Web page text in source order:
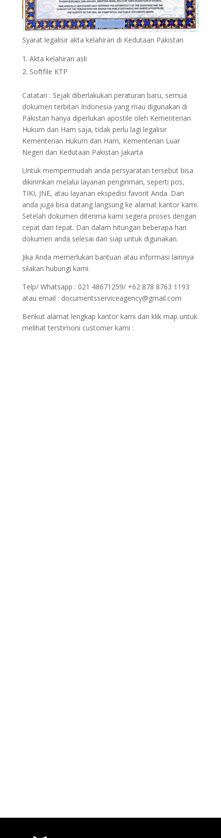
Syarat legalisir akta kelahiran di Kedutaan Pakistan
Akta kelahiran asli
Softfile KTP
Catatan : Sejak diberlakukan peraturan baru, semua
dokumen terbitan Indonesia yang mau digunakan di
Pakistan hanya diperlukan apostile oleh Kementerian
Hukum dan Ham saja, tidak perlu lagi legalisir
Kementerian Hukum dan Ham, Kementerian Luar
Negeri dan Kedutaan Pakistan Jakarta
Untuk mempermudah anda persyaratan tersebut bisa
dikirimkan melalui layanan pengiriman, seperti pos,
TIKI, JNE, atau layanan ekspedisi favorit Anda. Dan
anda juga bisa datang langsung ke alamat kantor kami.
Setelah dokumen diterima kami segera proses dengan
cepat dan tepat. Dan dalam hitungan beberapa hari
dokumen anda selesai dan siap untuk digunakan.
Jika Anda memerlukan bantuan atau informasi lainnya
silakan hubungi kami.
Telp/ Whatsapp : 021 48671259/ +62 878 8763 1193
atau email : documentsserviceagency@gmail.com
Berikut alamat lengkap kantor kami dan klik map untuk
melihat terstimoni customer kami :